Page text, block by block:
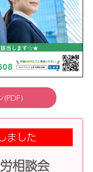
(PDF)
ました
相談会